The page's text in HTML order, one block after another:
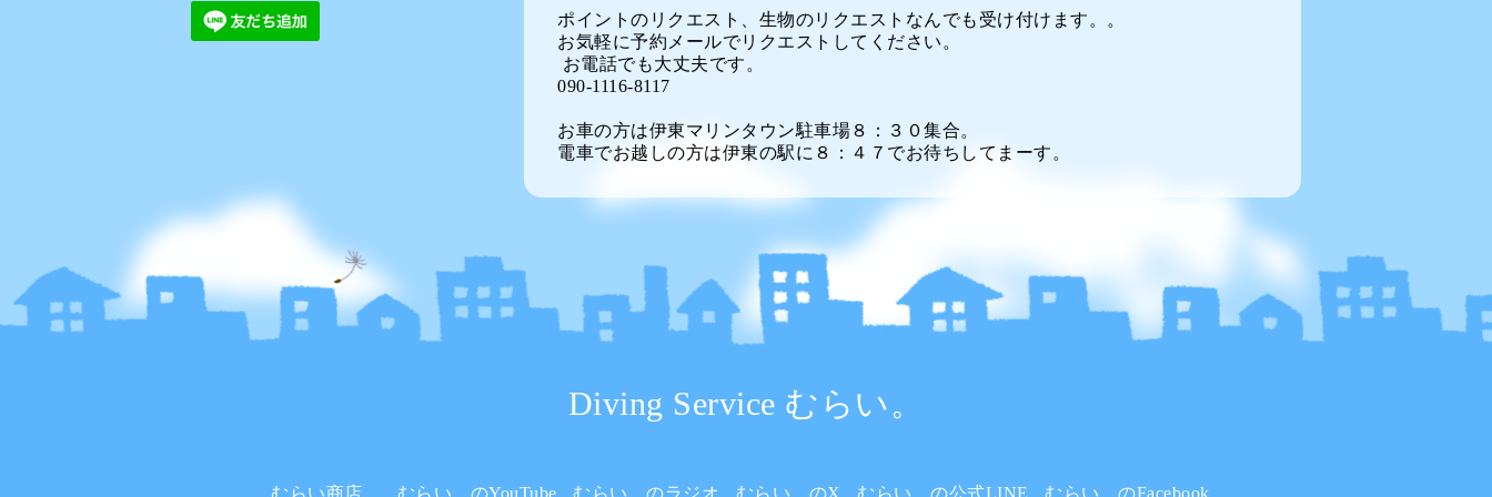
ポイントのリクエスト、生物のリクエストなんでも受け付けます。。
お気軽に予約メールでリクエストしてください。
お電話でも大丈夫です。
090-1116-8117
お車の方は伊東マリンタウン駐車場８：３０集合。
電車でお越しの方は伊東の駅に８：４７でお待ちしてまーす。
Diving Service むらい。
むらい商店。 むらい。のYouTube むらい。のラジオ むらい。のX むらい。の公式LINE むらい。のFacebook